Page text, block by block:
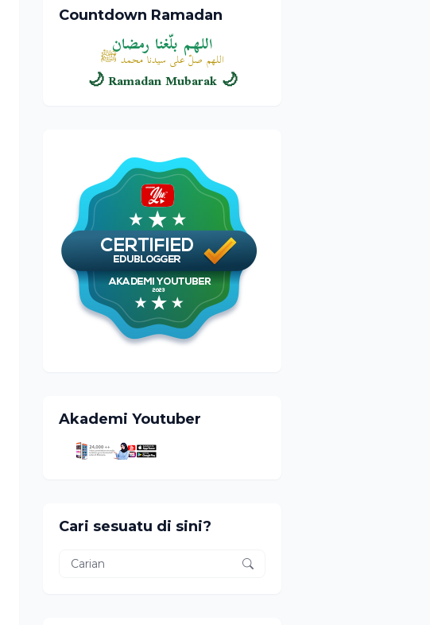
Countdown Ramadan
اللهم بلّغنا رمضان
اللهم صلّ على سيدنا محمد ﷺ
🌙 Ramadan Mubarak 🌙
Akademi Youtuber
Cari sesuatu di sini?